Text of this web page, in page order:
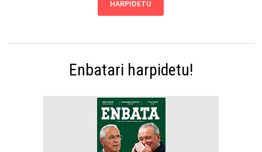
Enbatari harpidetu!